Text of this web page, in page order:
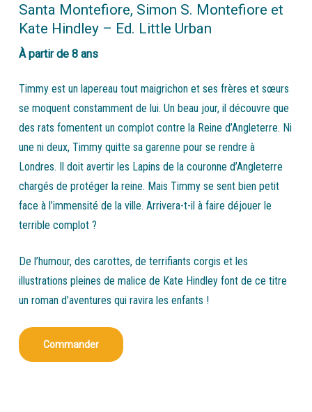
Santa Montefiore, Simon S. Montefiore et
Kate Hindley – Ed. Little Urban
À partir de 8 ans
Timmy est un lapereau tout maigrichon et ses frères et sœurs
se moquent constamment de lui. Un beau jour, il découvre que
des rats fomentent un complot contre la Reine d’Angleterre. Ni
une ni deux, Timmy quitte sa garenne pour se rendre à
Londres. Il doit avertir les Lapins de la couronne d’Angleterre
chargés de protéger la reine. Mais Timmy se sent bien petit
face à l’immensité de la ville. Arrivera-t-il à faire déjouer le
terrible complot ?
De l’humour, des carottes, de terrifiants corgis et les
illustrations pleines de malice de Kate Hindley font de ce titre
un roman d’aventures qui ravira les enfants !
Commander